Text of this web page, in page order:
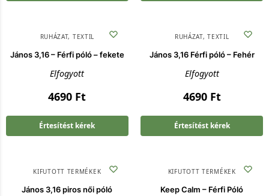
RUHÁZAT, TEXTIL
János 3,16 – Férfi póló – fekete
Elfogyott
4690 Ft
Értesítést kérek
RUHÁZAT,TEXTIL
János 3,16 Férfi póló – Fehér
Elfogyott
4690 Ft
Értesítést kérek
KIFUTOTT TERMÉKEK
János 3,16 piros női póló
KIFUTOTT TERMÉKEK
Keep Calm – Férfi Póló